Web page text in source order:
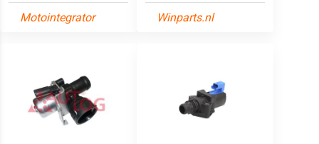
Motointegrator Winparts.nl